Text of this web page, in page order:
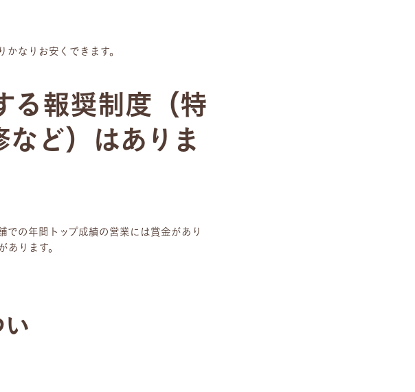
なりお安くできます。
る報奨制度（特
ど）はありま
の年間トップ成績の営業には賞金があり
ります。